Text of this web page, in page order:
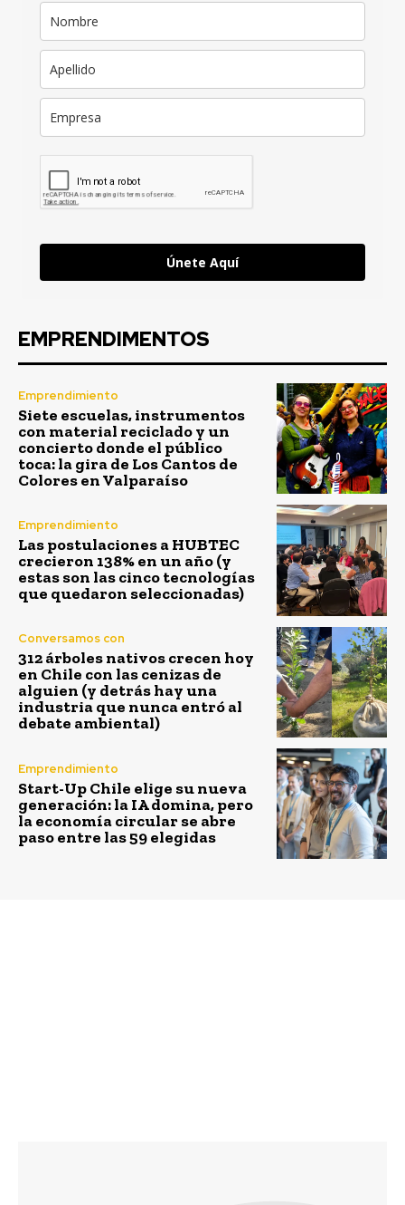
Únete Aquí
EMPRENDIMENTOS
Emprendimiento
Siete escuelas, instrumentos
con material reciclado y un
concierto donde el público
toca: la gira de Los Cantos de
Colores en Valparaíso
Emprendimiento
Las postulaciones a HUBTEC
crecieron 138% en un año (y
estas son las cinco tecnologías
que quedaron seleccionadas)
Conversamos con
312 árboles nativos crecen hoy
en Chile con las cenizas de
alguien (y detrás hay una
industria que nunca entró al
debate ambiental)
Emprendimiento
Start-Up Chile elige su nueva
generación: la IA domina, pero
la economía circular se abre
paso entre las 59 elegidas